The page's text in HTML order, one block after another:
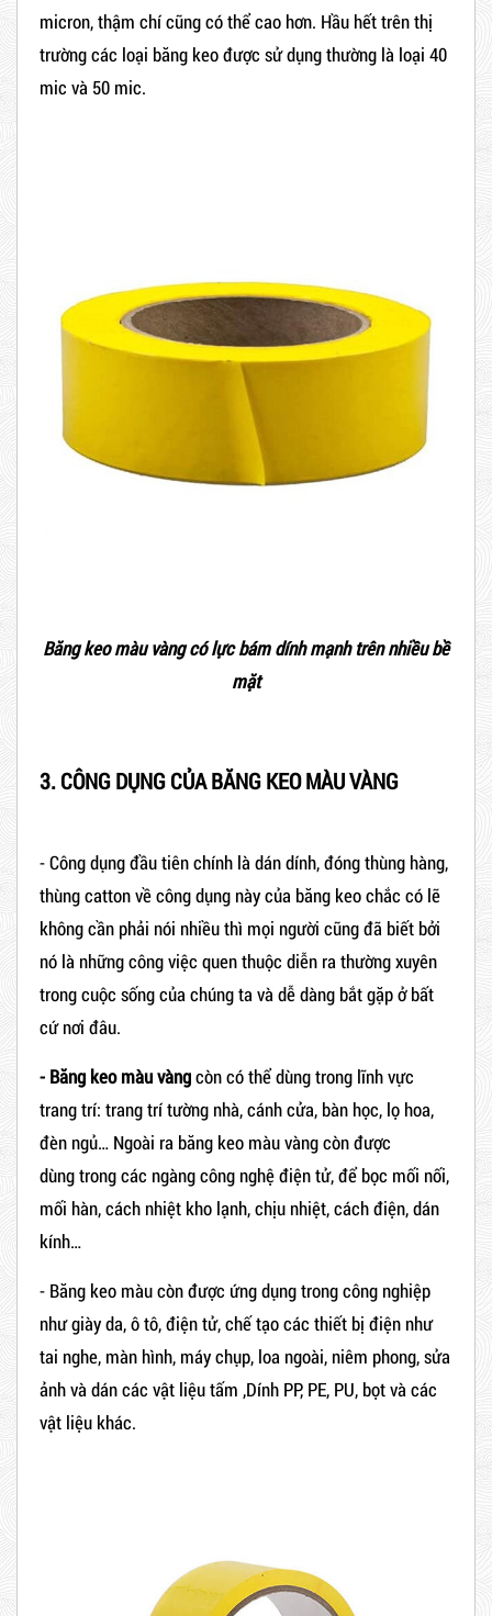
micron, thậm chí cũng có thể cao hơn. Hầu hết trên thị
trường các loại băng keo được sử dụng thường là loại 40
mic và 50 mic.
Băng keo màu vàng có lực bám dính mạnh trên nhiều bề
mặt
3. CÔNG DỤNG CỦA BĂNG KEO MÀU VÀNG
- Công dụng đầu tiên chính là dán dính, đóng thùng hàng,
thùng catton về công dụng này của băng keo chắc có lẽ
không cần phải nói nhiều thì mọi người cũng đã biết bởi
nó là những công việc quen thuộc diễn ra thường xuyên
trong cuộc sống của chúng ta và dễ dàng bắt gặp ở bất
cứ nơi đâu.
- Băng keo màu vàngcòn có thể dùng trong lĩnh vực
trang trí: trang trí tường nhà, cánh cửa, bàn học, lọ hoa,
đèn ngủ… Ngoài ra băng keo màu vàng còn được
dùng trong các ngàng công nghệ điện tử, để bọc mối nối,
mối hàn, cách nhiệt kho lạnh, chịu nhiệt, cách điện, dán
kính…
- Băng keo màu còn được ứng dụng trong công nghiệp
như giày da, ô tô, điện tử, chế tạo các thiết bị điện như
tai nghe, màn hình, máy chụp, loa ngoài, niêm phong, sửa
ảnh và dán các vật liệu tấm ,Dính PP, PE, PU, ​​bọt và các
vật liệu khác.